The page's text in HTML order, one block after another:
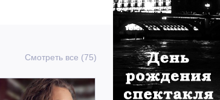
Смотреть все (75)